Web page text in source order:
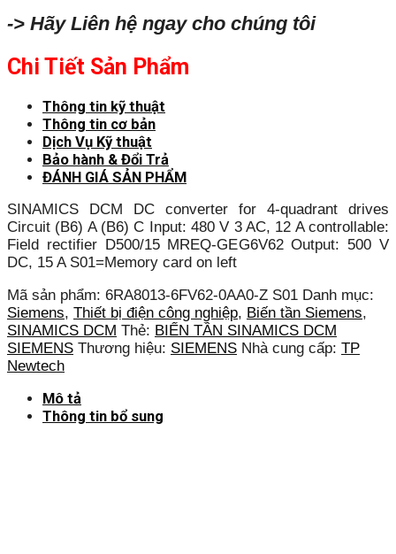
-> Hãy Liên hệ ngay cho chúng tôi
Chi Tiết Sản Phẩm
Thông tin kỹ thuật
Thông tin cơ bản
Dịch Vụ Kỹ thuật
Bảo hành & Đổi Trả
ĐÁNH GIÁ SẢN PHẨM
SINAMICS DCM DC converter for 4-quadrant drives
Circuit (B6) A (B6) C Input: 480 V 3 AC, 12 A controllable:
Field rectifier D500/15 MREQ-GEG6V62 Output: 500 V
DC, 15 A S01=Memory card on left
Mã sản phẩm: 6RA8013-6FV62-0AA0-Z S01 Danh mục:
Siemens, Thiết bị điện công nghiệp, Biến tần Siemens,
SINAMICS DCM Thẻ: BIẾN TẦN SINAMICS DCM
SIEMENS Thương hiệu: SIEMENS Nhà cung cấp: TP
Newtech
Mô tả
Thông tin bổ sung